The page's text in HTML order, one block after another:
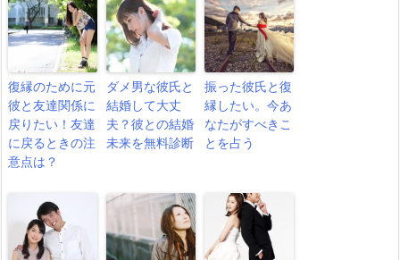
復縁のために元
彼と友達関係に
戻りたい！友達
に戻るときの注
意点は？
ダメ男な彼氏と
結婚して大丈
夫？彼との結婚
未来を無料診断
振った彼氏と復
縁したい。今あ
なたがすべきこ
とを占う